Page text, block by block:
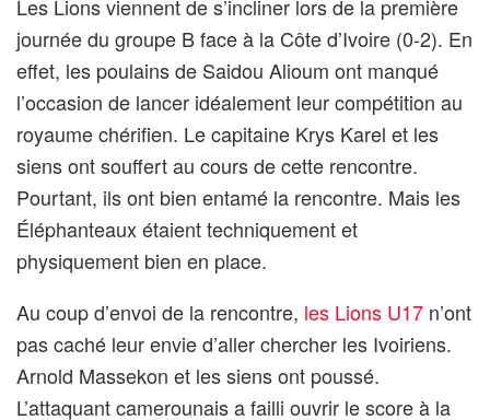
Les Lions viennent de s’incliner lors de la première
journée du groupe B face à la Côte d’Ivoire (0-2). En
effet, les poulains de Saidou Alioum ont manqué
l’occasion de lancer idéalement leur compétition au
royaume chérifien. Le capitaine Krys Karel et les
siens ont souffert au cours de cette rencontre.
Pourtant, ils ont bien entamé la rencontre. Mais les
Éléphanteaux étaient techniquement et
physiquement bien en place.
Au coup d’envoi de la rencontre, les Lions U17 n’ont
pas caché leur envie d’aller chercher les Ivoiriens.
Arnold Massekon et les siens ont poussé.
L’attaquant camerounais a failli ouvrir le score à la